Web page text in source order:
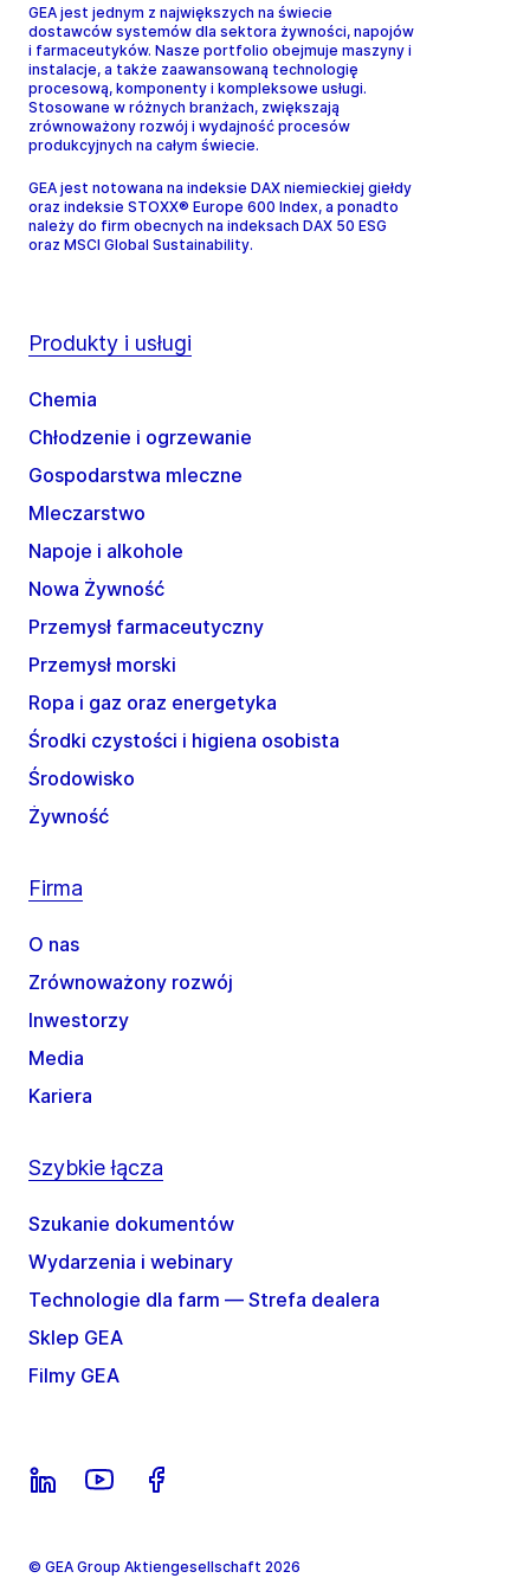
GEA jest jednym z największych na świecie
dostawców systemów dla sektora żywności, napojów
i farmaceutyków. Nasze portfolio obejmuje maszyny i
instalacje, a także zaawansowaną technologię
procesową, komponenty i kompleksowe usługi.
Stosowane w różnych branżach, zwiększają
zrównoważony rozwój i wydajność procesów
produkcyjnych na całym świecie.
GEA jest notowana na indeksie DAX niemieckiej giełdy
oraz indeksie STOXX® Europe 600 Index, a ponadto
należy do firm obecnych na indeksach DAX 50 ESG
oraz MSCI Global Sustainability.
Produkty i usługi
Chemia
Chłodzenie i ogrzewanie
Gospodarstwa mleczne
Mleczarstwo
Napoje i alkohole
Nowa Żywność
Przemysł farmaceutyczny
Przemysł morski
Ropa i gaz oraz energetyka
Środki czystości i higiena osobista
Środowisko
Żywność
Firma
O nas
Zrównoważony rozwój
Inwestorzy
Media
Kariera
Szybkie łącza
Szukanie dokumentów
Wydarzenia i webinary
Technologie dla farm — Strefa dealera
Sklep GEA
Filmy GEA
© GEA Group Aktiengesellschaft 2026